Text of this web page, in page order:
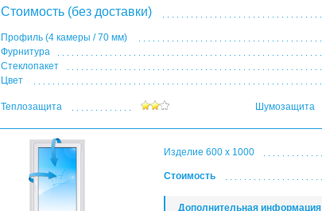
Стоимость (без доставки)
Профиль (4 камеры / 70 мм)
Фурнитура
Стеклопакет
Цвет
Теплозащита Шумозащита
Изделие 600 x 1000
Стоимость
Дополнительная информация